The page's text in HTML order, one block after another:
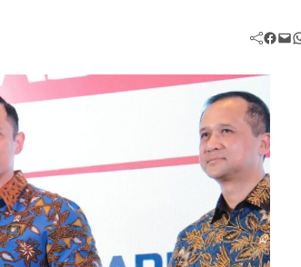
Facebook Mail WhatsApp